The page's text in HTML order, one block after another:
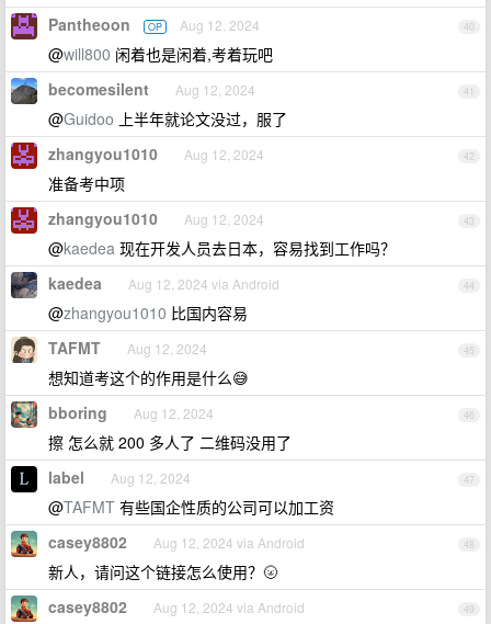
40
Pantheoon OP Aug 12, 2024
@will800 闲着也是闲着,考着玩吧
41
becomesilent Aug 12, 2024
@Guidoo 上半年就论文没过，服了
42
zhangyou1010 Aug 12, 2024
准备考中项
43
zhangyou1010 Aug 12, 2024
@kaedea 现在开发人员去日本，容易找到工作吗？
44
kaedea Aug 12, 2024 via Android
@zhangyou1010 比国内容易
45
TAFMT Aug 12, 2024
想知道考这个的作用是什么😅
46
bboring Aug 12, 2024
擦 怎么就 200 多人了 二维码没用了
47
label Aug 12, 2024
@TAFMT 有些国企性质的公司可以加工资
48
casey8802 Aug 12, 2024 via Android
新人，请问这个链接怎么使用？🌝
49
casey8802 Aug 12, 2024 via Android